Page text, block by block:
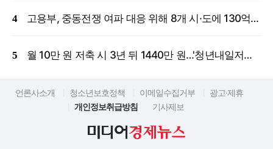
고용부, 중동전쟁 여파 대응 위해 8개 시·도에 130억 원 긴급 투입
월 10만 원 저축 시 3년 뒤 1440만 원…'청년내일저축계좌' 신규 모집
언론사소개 청소년보호정책 이메일수집거부
광고·제휴
개인정보취급방침
기사제보